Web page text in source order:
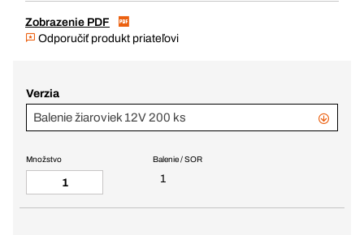
Zobrazenie PDF
Odporučiť produkt priateľovi
Verzia
Balenie žiaroviek 12V 200 ks
Balenie / SOR
1
Množstvo